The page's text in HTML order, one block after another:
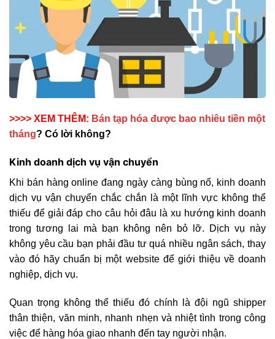
>>>> XEM THÊM: Bán tạp hóa được bao nhiêu tiền một
tháng? Có lời không?
Kinh doanh dịch vụ vận chuyển
Khi bán hàng online đang ngày càng bùng nổ, kinh doanh
dịch vụ vận chuyển chắc chắn là một lĩnh vực không thể
thiếu để giải đáp cho câu hỏi đâu là xu hướng kinh doanh
trong tương lai mà bạn không nên bỏ lỡ. Dịch vụ này
không yêu cầu bạn phải đầu tư quá nhiều ngân sách, thay
vào đó hãy chuẩn bị một website để giới thiệu về doanh
nghiệp, dịch vụ.
Quan trọng không thể thiếu đó chính là đội ngũ shipper
thân thiện, văn minh, nhanh nhẹn và nhiệt tình trong công
việc để hàng hóa giao nhanh đến tay người nhận.